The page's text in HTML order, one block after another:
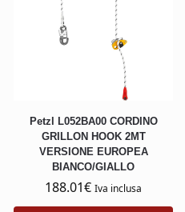
Petzl L052BA00 CORDINO
GRILLON HOOK 2MT
VERSIONE EUROPEA
BIANCO/GIALLO
188.01€ Iva inclusa